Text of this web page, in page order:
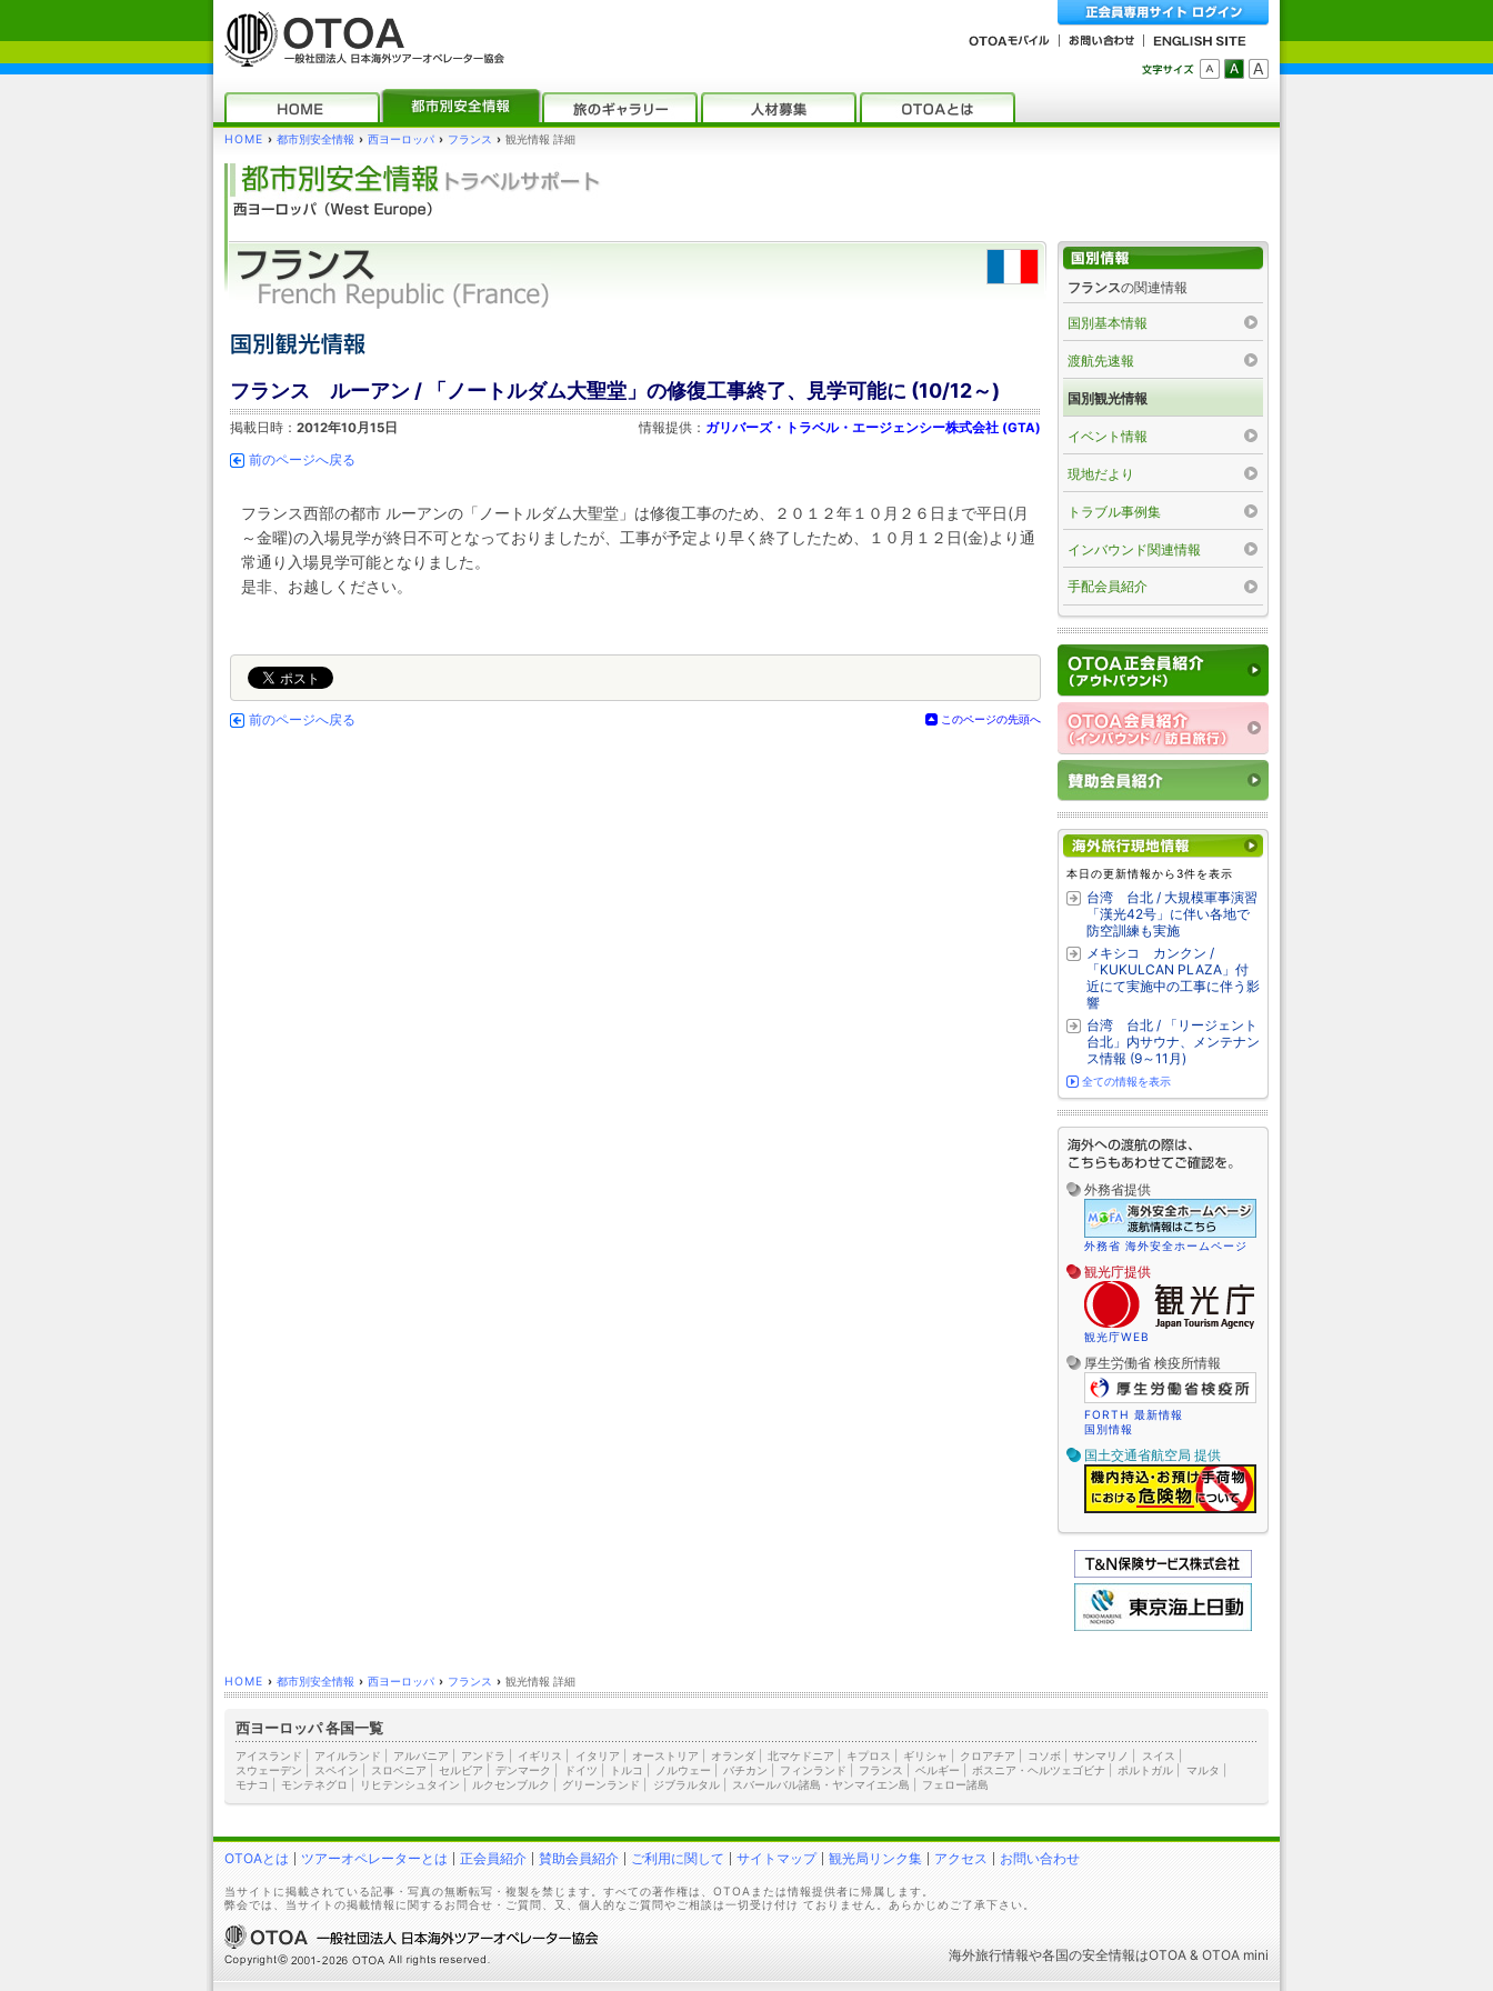
HOME › 都市別安全情報 › 西ヨーロッパ › フランス › 観光情報 詳細
フランス ルーアン / 「ノートルダム大聖堂」の修復工事終了、見学可能に (10/12～)
掲載日時： 2012年10月15日 情報提供： ガリバーズ・トラベル・エージェンシー株式会社 (GTA)
前のページへ戻る
フランス西部の都市 ルーアンの「ノートルダム大聖堂」は修復工事のため、２０１２年１０月２６日まで平日(月
～金曜)の入場見学が終日不可となっておりましたが、工事が予定より早く終了したため、１０月１２日(金)より通
常通り入場見学可能となりました。
是非、お越しください。
前のページへ戻る このページの先頭へ
フランスの関連情報
国別基本情報
渡航先速報
国別観光情報
イベント情報
現地だより
トラブル事例集
インバウンド関連情報
手配会員紹介
本日の更新情報から3件を表示
台湾 台北 / 大規模軍事演習
「漢光42号」に伴い各地で
防空訓練も実施
メキシコ カンクン /
「KUKULCAN PLAZA」付
近にて実施中の工事に伴う影
響
台湾 台北 / 「リージェント
台北」内サウナ、メンテナン
ス情報 (9～11月)
全ての情報を表示
外務省提供
外務省 海外安全ホームページ
観光庁提供
観光庁WEB
厚生労働省 検疫所情報
FORTH 最新情報
国別情報
国土交通省航空局 提供
HOME › 都市別安全情報 › 西ヨーロッパ › フランス › 観光情報 詳細
西ヨーロッパ 各国一覧
アイスランド アイルランド アルバニア アンドラ イギリス イタリア オーストリア オランダ| 北マケドニア キプロス ギリシャ クロアチア コソボ サンマリノ スイス
スウェーデン
スペイン スロベニア セルビア デンマーク ドイツ トルコ ノルウェー バチカン フィンランド フランス ベルギー ボスニア・ヘルツェゴビナ ポルトガル マルタ
モナコ
モンテネグロ リヒテンシュタイン ルクセンブルク グリーンランド ジブラルタル| スバールバル諸島・ヤンマイエン島 フェロー諸島
OTOAとは ツアーオペレーターとは 正会員紹介 賛助会員紹介 ご利用に関して サイトマップ 観光局リンク集 アクセス お問い合わせ
当サイトに掲載されている記事・写真の無断転写・複製を禁じます。すべての著作権は、OTOAまたは情報提供者に帰属します。
弊会では、当サイトの掲載情報に関するお問合せ・ご質問、又、個人的なご質問やご相談は一切受け付け ておりません。あらかじめご了承下さい。
海外旅行情報や各国の安全情報はOTOA & OTOA mini